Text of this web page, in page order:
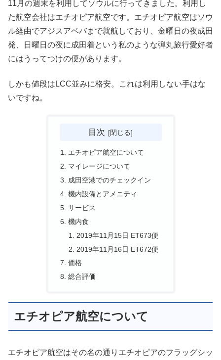
11月の週末を利用してソウルに行ってきました。利用し
た航空会社はエチオピア航空です。エチオピア航空はソウ
ル経由でアジスアベバまで就航しており、金曜日の夜成田
発、日曜日の夜に成田着という私のような弾丸旅行愛好者
にはうってつけの便があります。
しかも値段はLCC並みに格安。これは利用しない手はな
いですね。
目次
エチオピア航空について
マイレージについて
成田空港でのチェックイン
機内設備とアメニティ
サービス
機内食
2019年11月15日 ET673便
2019年11月16日 ET672便
価格
総合評価
エチオピア航空について
エチオピア航空はその名の通りエチオピアのフラッグシッ